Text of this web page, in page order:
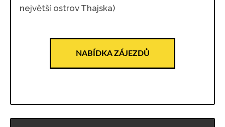
největší ostrov Thajska)
NABÍDKA ZÁJEZDŮ